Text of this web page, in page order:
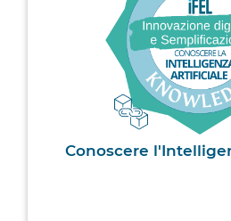
Conoscere